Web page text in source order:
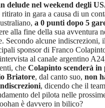
delude nel weekend degli
ritirato in gara a causa di un
a 0 punti dopo 5
alla fine della sua avventura
Secondo alcune indiscrezioni,
sponsor di Franco
al canale argentino
che Colapinto scenderà in
Briatore, dal canto suo, non
, dicendo che il
del pilota nelle
è davvero in bilico?